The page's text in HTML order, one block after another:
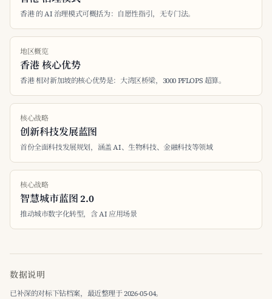
香港 的 AI 治理模式可概括为：自愿性指引，无专门法。
地区概览
香港 核心优势
香港 相对新加坡的核心优势是：大湾区桥梁，3000 PFLOPS 超算。
核心战略
创新科技发展蓝图
首份全面科技发展规划，涵盖 AI、生物科技、金融科技等领域
核心战略
智慧城市蓝图 2.0
推动城市数字化转型，含 AI 应用场景
数据说明
已补深的对标下钻档案，最近整理于 2026-05-04。